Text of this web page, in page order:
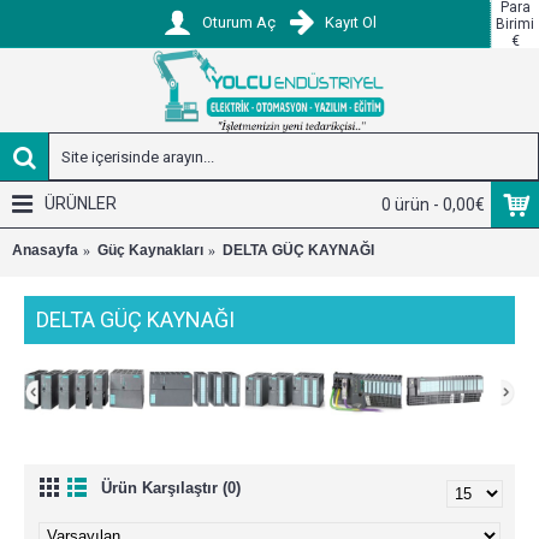
Para
Birimi
€
Oturum Aç Kayıt Ol
0 ürün - 0,00€
ÜRÜNLER
Anasayfa Güç Kaynakları DELTA GÜÇ KAYNAĞI
DELTA GÜÇ KAYNAĞI
Ürün Karşılaştır (0)